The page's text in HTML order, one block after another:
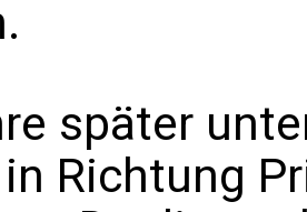
später
Richtung